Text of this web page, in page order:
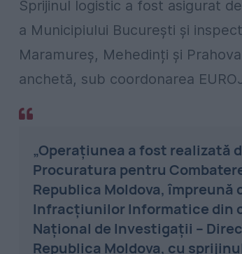
Sprijinul logistic a fost asigurat
a Municipiului București și
Maramureș, Mehedinți și
anchetă, sub coordonarea
„Operațiunea a fost realizată
Procuratura pentru
Republica Moldova,
Infracțiunilor Informatice din
Național de Investigații –
Republica Moldova, cu